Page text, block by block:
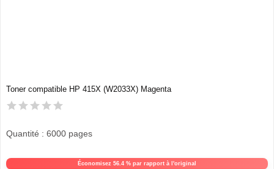
Toner compatible HP 415X (W2033X) Magenta
Économisez 56.4 % par rapport à l'original
Quantité : 6000 pages